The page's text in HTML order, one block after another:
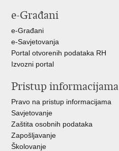
FacebookuTwitteru
e-Građani
e-Građani
e-Savjetovanja
Portal otvorenih podataka RH
Izvozni portal
Pristup informacijama
Pravo na pristup informacijama
Savjetovanje
Zaštita osobnih podataka
Zapošljavanje
Školovanje